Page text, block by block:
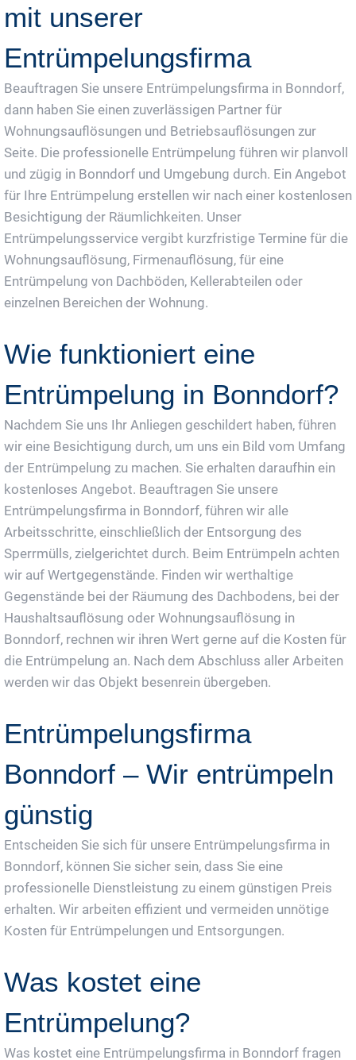
mit unserer
Entrümpelungsfirma
Beauftragen Sie unsere Entrümpelungsfirma in Bonndorf,
dann haben Sie einen zuverlässigen Partner für
Wohnungsauflösungen und Betriebsauflösungen zur
Seite. Die professionelle Entrümpelung führen wir planvoll
und zügig in Bonndorf und Umgebung durch. Ein Angebot
für Ihre Entrümpelung erstellen wir nach einer kostenlosen
Besichtigung der Räumlichkeiten. Unser
Entrümpelungsservice vergibt kurzfristige Termine für die
Wohnungsauflösung, Firmenauflösung, für eine
Entrümpelung von Dachböden, Kellerabteilen oder
einzelnen Bereichen der Wohnung.
Wie funktioniert eine
Entrümpelung in Bonndorf?
Nachdem Sie uns Ihr Anliegen geschildert haben, führen
wir eine Besichtigung durch, um uns ein Bild vom Umfang
der Entrümpelung zu machen. Sie erhalten daraufhin ein
kostenloses Angebot. Beauftragen Sie unsere
Entrümpelungsfirma in Bonndorf, führen wir alle
Arbeitsschritte, einschließlich der Entsorgung des
Sperrmülls, zielgerichtet durch. Beim Entrümpeln achten
wir auf Wertgegenstände. Finden wir werthaltige
Gegenstände bei der Räumung des Dachbodens, bei der
Haushaltsauflösung oder Wohnungsauflösung in
Bonndorf, rechnen wir ihren Wert gerne auf die Kosten für
die Entrümpelung an. Nach dem Abschluss aller Arbeiten
werden wir das Objekt besenrein übergeben.
Entrümpelungsfirma
Bonndorf – Wir entrümpeln
günstig
Entscheiden Sie sich für unsere Entrümpelungsfirma in
Bonndorf, können Sie sicher sein, dass Sie eine
professionelle Dienstleistung zu einem günstigen Preis
erhalten. Wir arbeiten effizient und vermeiden unnötige
Kosten für Entrümpelungen und Entsorgungen.
Was kostet eine
Entrümpelung?
Was kostet eine Entrümpelungsfirma in Bonndorf fragen